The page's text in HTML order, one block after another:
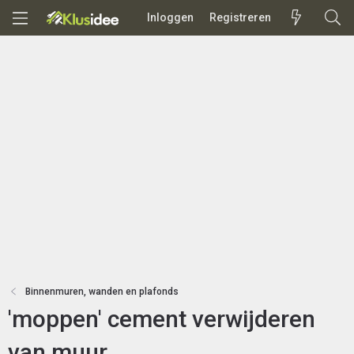
Inloggen Registreren
Binnenmuren, wanden en plafonds
'moppen' cement verwijderen